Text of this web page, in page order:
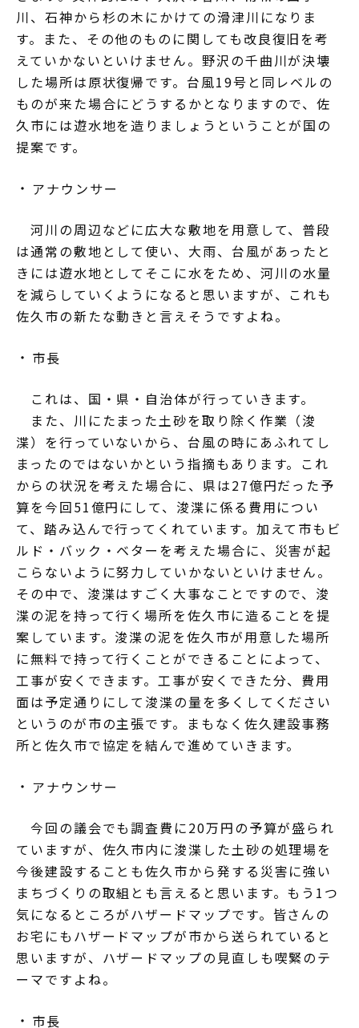
川、石神から杉の木にかけての滑津川になりま
す。また、その他のものに関しても改良復旧を考
えていかないといけません。野沢の千曲川が決壊
した場所は原状復帰です。台風19号と同レベルの
ものが来た場合にどうするかとなりますので、佐
久市には遊水地を造りましょうということが国の
提案です。
アナウンサー
河川の周辺などに広大な敷地を用意して、普段
は通常の敷地として使い、大雨、台風があったと
きには遊水地としてそこに水をため、河川の水量
を減らしていくようになると思いますが、これも
佐久市の新たな動きと言えそうですよね。
市長
これは、国・県・自治体が行っていきます。
また、川にたまった土砂を取り除く作業（浚
渫）を行っていないから、台風の時にあふれてし
まったのではないかという指摘もあります。これ
からの状況を考えた場合に、県は27億円だった予
算を今回51億円にして、浚渫に係る費用につい
て、踏み込んで行ってくれています。加えて市もビ
ルド・バック・ベターを考えた場合に、災害が起
こらないように努力していかないといけません。
その中で、浚渫はすごく大事なことですので、浚
渫の泥を持って行く場所を佐久市に造ることを提
案しています。浚渫の泥を佐久市が用意した場所
に無料で持って行くことができることによって、
工事が安くできます。工事が安くできた分、費用
面は予定通りにして浚渫の量を多くしてください
というのが市の主張です。まもなく佐久建設事務
所と佐久市で協定を結んで進めていきます。
アナウンサー
今回の議会でも調査費に20万円の予算が盛られ
ていますが、佐久市内に浚渫した土砂の処理場を
今後建設することも佐久市から発する災害に強い
まちづくりの取組とも言えると思います。もう1つ
気になるところがハザードマップです。皆さんの
お宅にもハザードマップが市から送られていると
思いますが、ハザードマップの見直しも喫緊のテ
ーマですよね。
市長